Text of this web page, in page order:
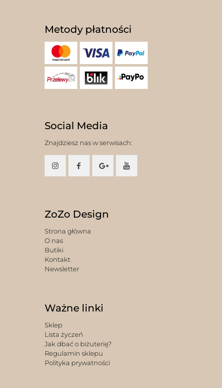
Metody płatności
Social Media
Znajdziesz nas w serwisach:
ZoZo Design
Strona główna
O nas
Butiki
Kontakt
Newsletter
Ważne linki
Sklep
Lista życzeń
Jak dbać o biżuterię?
Regulamin sklepu
Polityka prywatności